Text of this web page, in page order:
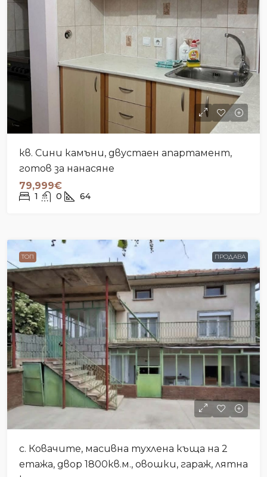
кв. Сини камъни, двустаен апартамент,
готов за нанасяне
79,999€
1 0 64
ТОП ПРОДАВА
с. Ковачите, масивна тухлена къща на 2
етажа, двор 1800кв.м., овошки, гараж, лятна